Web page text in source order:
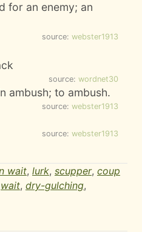
for an enemy; an
source: webster1913
source: wordnet30
ambush; to ambush.
source: webster1913
source: webster1913
wait, lurk, scupper, coup
wait, dry-gulching,